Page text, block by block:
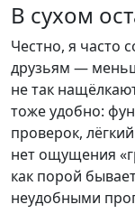
В сухом
Честно, я часто
друзьям —
не так
тоже удобно:
проверок,
нет ощущения
как порой
неудобными